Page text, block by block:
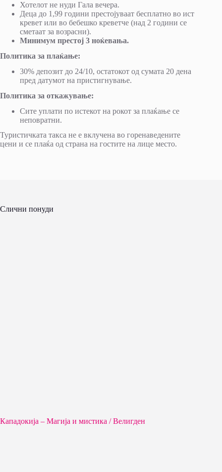
​Хотелот не нуди Гала вечера.
Деца до 1,99 години престојуваат бесплатно во ист
кревет или во бебешко креветче (над 2 години се
сметаат за возрасни).
Минимум престој 3 ноќевања.
Политика за плаќање:
30% депозит до 24/10, остатокот од сумата 20 дена
пред датумот на пристигнување.
Политика за откажување:
Сите уплати по истекот на рокот за плаќање се
неповратни.
Туристичката такса не е вклучена во горенаведените
цени и се плаќа од страна на гостите на лице место.
Слични понуди
Кападокија – Магија и мистика / Велигден